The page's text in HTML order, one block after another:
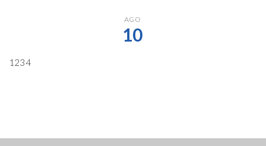
AGO
10
1234